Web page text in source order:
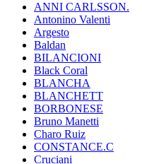
ANNI CARLSSON.
Antonino Valenti
Argesto
Baldan
BILANCIONI
Black Coral
BLANCHA
BLANCHETT
BORBONESE
Bruno Manetti
Charo Ruiz
CONSTANCE.C
Cruciani